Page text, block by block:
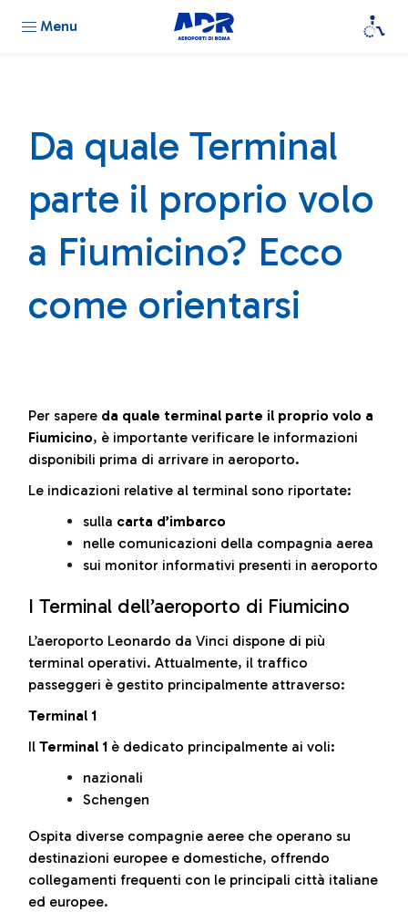
Menu
Da quale Terminal
parte il proprio volo
a Fiumicino? Ecco
come orientarsi
Per sapere da quale terminal parte il proprio volo a
Fiumicino, è importante verificare le informazioni
disponibili prima di arrivare in aeroporto.
Le indicazioni relative al terminal sono riportate:
sulla carta d’imbarco
nelle comunicazioni della compagnia aerea
sui monitor informativi presenti in aeroporto
I Terminal dell’aeroporto di Fiumicino
L’aeroporto Leonardo da Vinci dispone di più
terminal operativi. Attualmente, il traffico
passeggeri è gestito principalmente attraverso:
Terminal 1
Il Terminal 1 è dedicato principalmente ai voli:
nazionali
Schengen
Ospita diverse compagnie aeree che operano su
destinazioni europee e domestiche, offrendo
collegamenti frequenti con le principali città italiane
ed europee.